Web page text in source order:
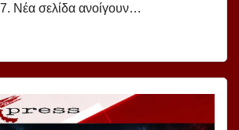
Νέα σελίδα ανοίγουν…